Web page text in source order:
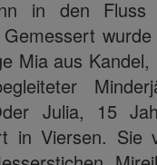
in den Fluss
Mia aus
Julia, 15
in Viersen. Sie